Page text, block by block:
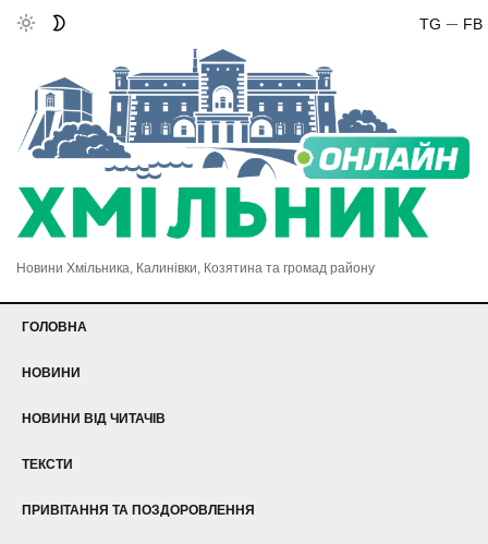
FB
TG
Новини Хмільника, Калинівки, Козятина та громад району
ГОЛОВНА
НОВИНИ
НОВИНИ ВІД ЧИТАЧІВ
ТЕКСТИ
ПРИВІТАННЯ ТА ПОЗДОРОВЛЕННЯ